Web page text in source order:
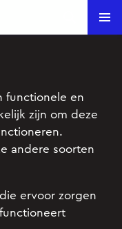
Search
2018 tijdvak
functionele en
zijn om deze
andere soorten
ervoor zorgen